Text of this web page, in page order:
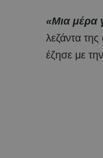
«Μια μέρα
λεζάντα
έζησε με